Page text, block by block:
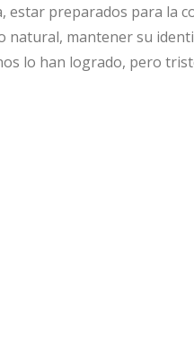
estar preparados para la
natural, mantener su
lo han logrado, pero